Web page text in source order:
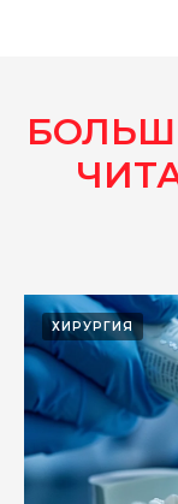
ХИРУРГИЯ
Здоровье ваших
приоритет.
сейчас и мы
info@implants-